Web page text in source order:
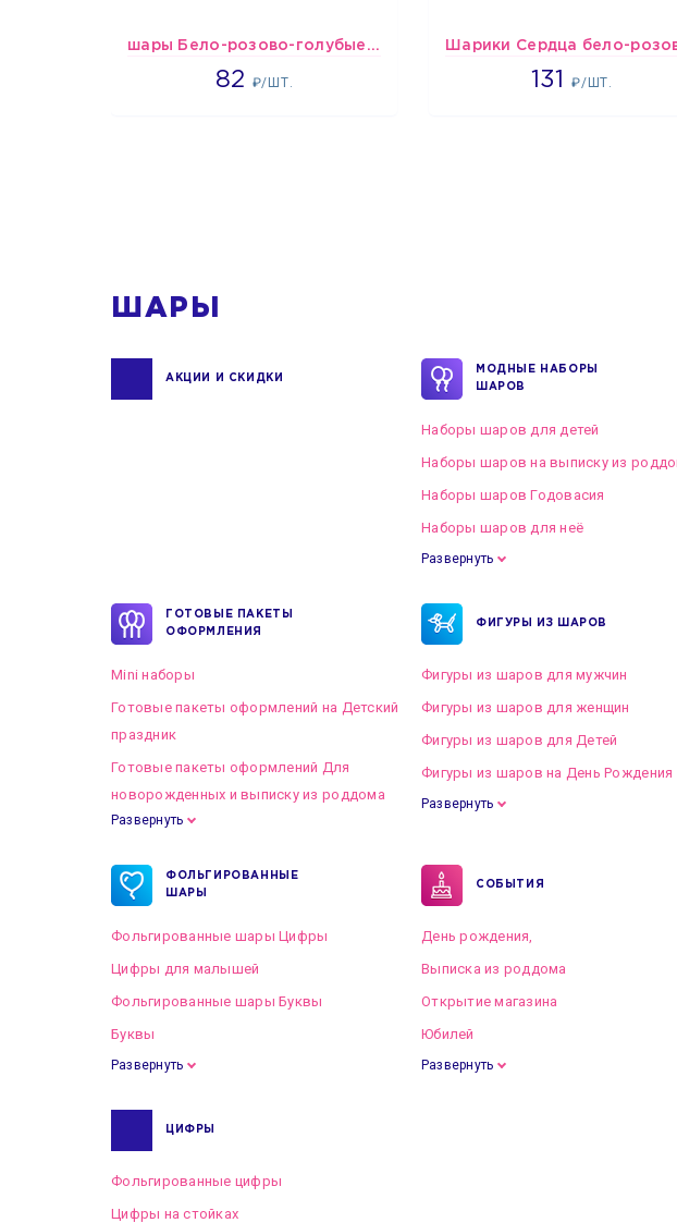
шары Бело-розово-голубые пастельные
82 ₽/ШТ.
1637
131₽/ШТ.
2660
ШАРЫ
АКЦИИ И СКИДКИ
МОДНЫЕ НАБОРЫ
ШАРОВ
Наборы шаров для детей
Наборы шаров на выписку из
Наборы шаров Годовасия
Наборы шаров для неё
Развернуть
ГОТОВЫЕ ПАКЕТЫ
ОФОРМЛЕНИЯ
Mini наборы
Готовые пакеты оформлений на Детский
праздник
Готовые пакеты оформлений Для
новорожденных и выписку из роддома
Готовые пакеты оформлений на Свадьбу
Развернуть
ФИГУРЫ ИЗ ШАРОВ
Фигуры из шаров для мужчин
Фигуры из шаров для женщин
Фигуры из шаров для Детей
Фигуры из шаров на День Рождения
Развернуть
ФОЛЬГИРОВАННЫЕ
ШАРЫ
Фольгированные шары Цифры
Цифры для малышей
Фольгированные шары Буквы
Буквы
Развернуть
СОБЫТИЯ
День рождения,
Выписка из роддома
Открытие магазина
Юбилей
Развернуть
ЦИФРЫ
Фольгированные цифры
Цифры на стойках